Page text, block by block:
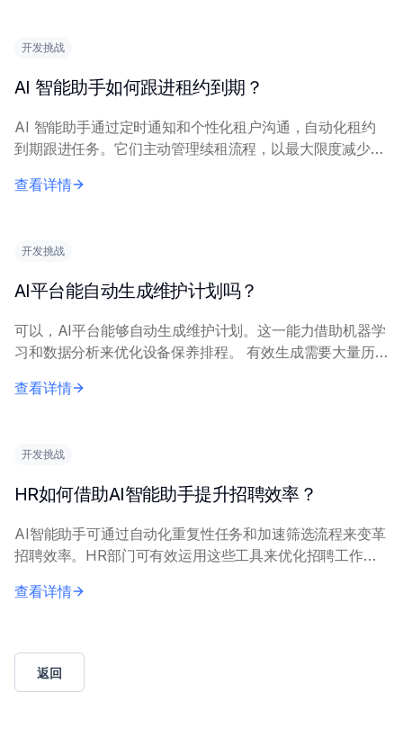
开发挑战
AI 智能助手如何跟进租约到期？
AI 智能助手通过定时通知和个性化租户沟通，自动化租约
到期跟进任务。它们主动管理续租流程，以最大限度减少空
并触发定制化行动。关键能力包括通过首选渠...
查看详情
开发挑战
AI平台能自动生成维护计划吗？
可以，AI平台能够自动生成维护计划。这一能力借助机器学
习和数据分析来优化设备保养排程。 有效生成需要大量历
规律并预测故障概率来支持主动规划。关键...
查看详情
开发挑战
HR如何借助AI智能助手提升招聘效率？
AI智能助手可通过自动化重复性任务和加速筛选流程来变革
招聘效率。HR部门可有效运用这些工具来优化招聘工作
客服进行初步候选人互动，以及自动化面试安排...
查看详情
返回